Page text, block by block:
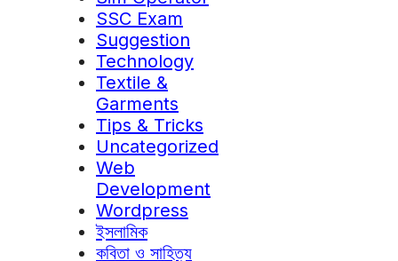
SSC Exam
Suggestion
Technology
Textile &
Garments
Tips & Tricks
Uncategorized
Web
Development
Wordpress
ইসলামিক
কবিতা ও সাহিত্য